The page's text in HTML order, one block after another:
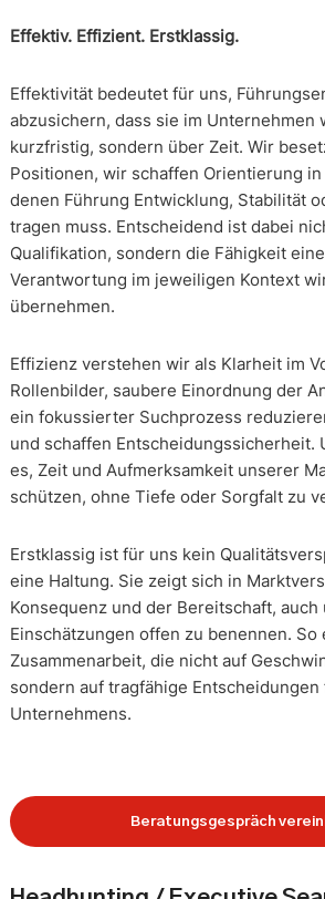
Effektiv. Effizient. Erstklassig.
Effektivität bedeutet für uns,
abzusichern, dass sie im Unternehmen
kurzfristig, sondern über Zeit. Wir
Positionen, wir schaffen Orientierung
denen Führung Entwicklung, Stabilität
tragen muss. Entscheidend ist dabei
Qualifikation, sondern die Fähigkeit
Verantwortung im jeweiligen Kontext
übernehmen.
Effizienz verstehen wir als Klarheit im
Rollenbilder, saubere Einordnung der
ein fokussierter Suchprozess
und schaffen Entscheidungssicherheit.
es, Zeit und Aufmerksamkeit unserer
schützen, ohne Tiefe oder Sorgfalt zu
Erstklassig ist für uns kein
eine Haltung. Sie zeigt sich in
Konsequenz und der Bereitschaft, auch
Einschätzungen offen zu benennen. So
Zusammenarbeit, die nicht auf
sondern auf tragfähige
Unternehmens.
Beratungsgespräch